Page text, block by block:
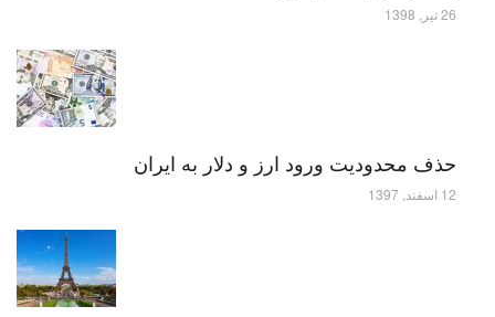
26 تیر, 1398
حذف محدودیت ورود ارز و دلار به ایران
12 اسفند, 1397